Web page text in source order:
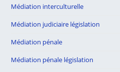
Médiation interculturelle
Médiation judiciaire législation
Médiation pénale
Médiation pénale législation